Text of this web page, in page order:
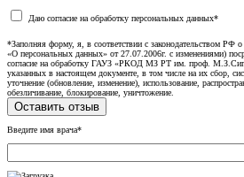
Даю согласие на обработку персональных данных*
*Заполняя форму, я, в соответствии с законодательством РФ
«О персональных данных» от 27.07.2006г. с изменениями)
согласие на обработку ГАУЗ «РКОД МЗ РТ им. проф.
указанных в настоящем документе, в том числе на их сбор,
уточнение (обновление, изменение), использование,
обезличивание, блокирование, уничтожение.
Введите имя врача*